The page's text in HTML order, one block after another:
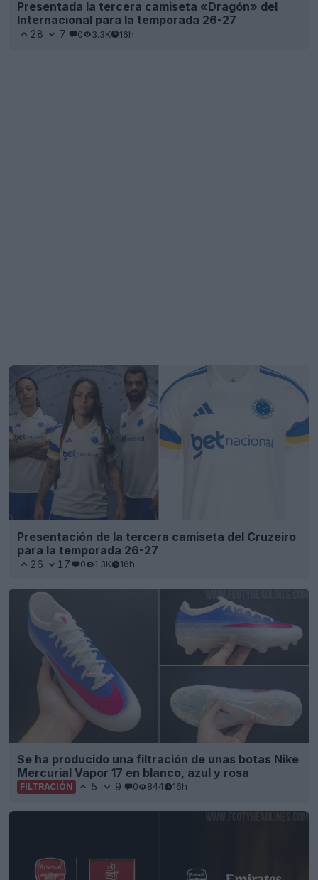
Presentada la tercera camiseta «Dragón» del
Internacional para la temporada 26-27
28 7 0 3.3K 16h
Presentación de la tercera camiseta del Cruzeiro
para la temporada 26-27
26 17 0 1.3K 16h
Se ha producido una filtración de unas botas Nike
Mercurial Vapor 17 en blanco, azul y rosa
FILTRACIÓN 5 9 0 844 16h